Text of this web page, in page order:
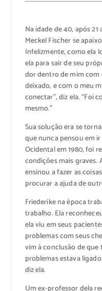
Na idade de 40, após
Meckel Fischer se
Infelizmente, como ela
ela para sair de seu
dor dentro de mim
deixado, e com o meu
conectar”, diz ela. “Foi
mesmo.”
Sua solução era se
que nunca pensou em
Ocidental em 1980, foi
condições mais graves.
ensinou a fazer as
procurar a ajuda de
Friederike na época
trabalho. Ela
ela viu em seus
problemas com seus
vim à conclusão de
problemas estava
diz ela.